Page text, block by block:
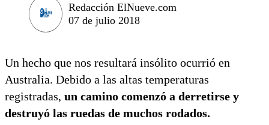
Redacción ElNueve.com
07 de julio 2018
Un hecho que nos resultará insólito ocurrió en
Australia. Debido a las altas temperaturas
registradas, un camino comenzó a derretirse y
destruyó las ruedas de muchos rodados.